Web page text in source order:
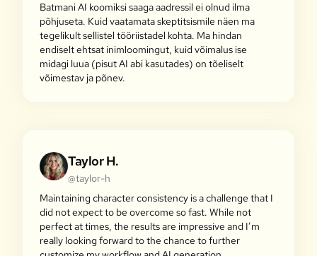
Batmani AI koomiksi saaga aadressil ei olnud ilma
põhjuseta. Kuid vaatamata skeptitsismile näen ma
tegelikult sellistel tööriistadel kohta. Ma hindan
endiselt ehtsat inimloomingut, kuid võimalus ise
midagi luua (pisut AI abi kasutades) on tõeliselt
võimestav ja põnev.
Taylor H.
@taylor-h
Maintaining character consistency is a challenge that I
did not expect to be overcome so fast. While not
perfect at times, the results are impressive and I’m
really looking forward to the chance to further